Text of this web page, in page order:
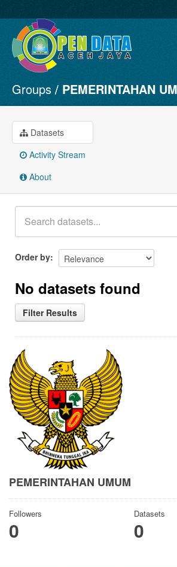
Datasets
Organizations
Groups
About
Groups PEMERINTAHAN
Datasets
Activity Stream
About
Order by
No datasets found
Filter Results
PEMERINTAHAN UMUM
Followers
0
Datasets
0